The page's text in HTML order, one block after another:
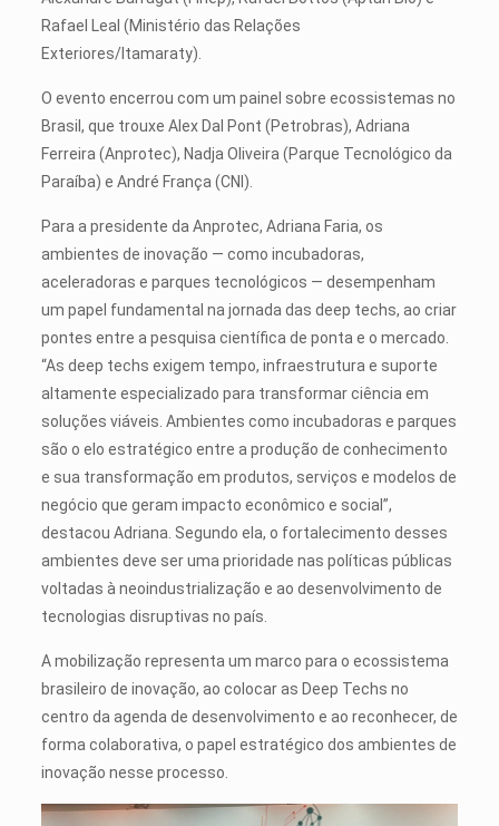
Rafael Leal (Ministério das Relações
Exteriores/Itamaraty).
O evento encerrou com um painel sobre ecossistemas no
Brasil, que trouxe Alex Dal Pont (Petrobras), Adriana
Ferreira (Anprotec), Nadja Oliveira (Parque Tecnológico da
Paraíba) e André França (CNI).
Para a presidente da Anprotec, Adriana Faria, os
ambientes de inovação — como incubadoras,
aceleradoras e parques tecnológicos — desempenham
um papel fundamental na jornada das deep techs, ao criar
pontes entre a pesquisa científica de ponta e o mercado.
“As deep techs exigem tempo, infraestrutura e suporte
altamente especializado para transformar ciência em
soluções viáveis. Ambientes como incubadoras e parques
são o elo estratégico entre a produção de conhecimento
e sua transformação em produtos, serviços e modelos de
negócio que geram impacto econômico e social”,
destacou Adriana. Segundo ela, o fortalecimento desses
ambientes deve ser uma prioridade nas políticas públicas
voltadas à neoindustrialização e ao desenvolvimento de
tecnologias disruptivas no país.
A mobilização representa um marco para o ecossistema
brasileiro de inovação, ao colocar as Deep Techs no
centro da agenda de desenvolvimento e ao reconhecer, de
forma colaborativa, o papel estratégico dos ambientes de
inovação nesse processo.